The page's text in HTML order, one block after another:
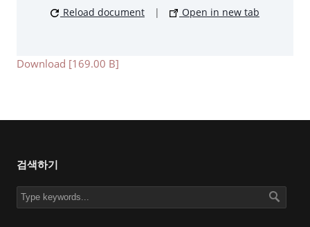
Reload document | Open in new tab
Download [169.00 B]
검색하기